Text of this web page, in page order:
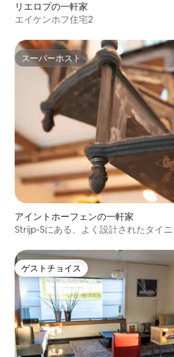
リエロプの一軒家
エイケンホフ住宅2
スーパーホスト
スーパーホスト
アイントホーフェンの一軒家
Strijp-Sにある、よく設計されたタイ
ゲストチョイス
ゲストチョイス